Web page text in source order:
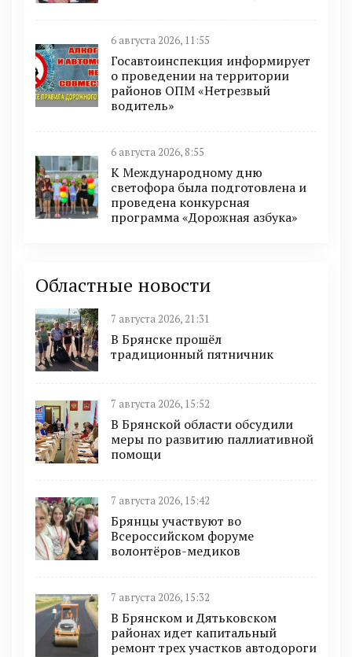
6 августа 2026, 11:55
Госавтоинспекция информирует
о проведении на территории
районов ОПМ «Нетрезвый
водитель»
6 августа 2026, 8:55
К Международному дню
светофора была подготовлена и
проведена конкурсная
программа «Дорожная азбука»
Областные новости
7 августа 2026, 21:31
В Брянске прошёл
традиционный пятничник
7 августа 2026, 15:52
В Брянской области обсудили
меры по развитию паллиативной
помощи
7 августа 2026, 15:42
Брянцы участвуют во
Всероссийском форуме
волонтёров-медиков
7 августа 2026, 15:32
В Брянском и Дятьковском
районах идет капитальный
ремонт трех участков автодороги